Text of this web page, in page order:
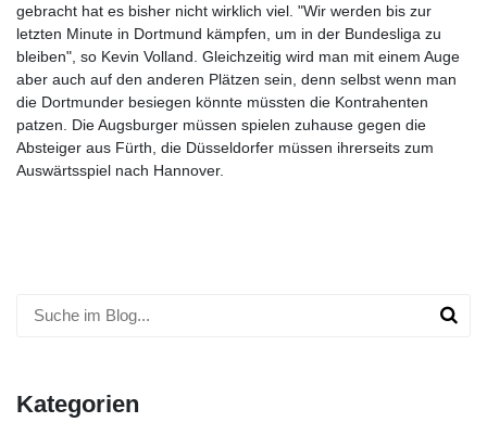
gebracht hat es bisher nicht wirklich viel. "Wir werden bis zur
letzten Minute in Dortmund kämpfen, um in der Bundesliga zu
bleiben", so Kevin Volland. Gleichzeitig wird man mit einem Auge
aber auch auf den anderen Plätzen sein, denn selbst wenn man
die Dortmunder besiegen könnte müssten die Kontrahenten
patzen. Die Augsburger müssen spielen zuhause gegen die
Absteiger aus Fürth, die Düsseldorfer müssen ihrerseits zum
Auswärtsspiel nach Hannover.
Kategorien